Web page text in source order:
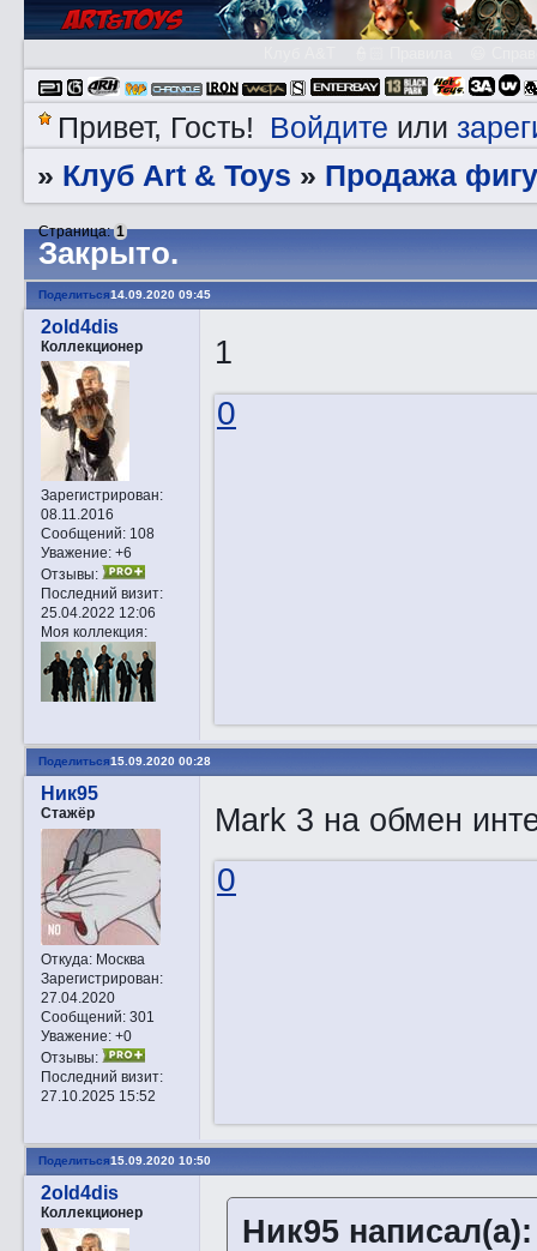
Привет, Гость! Войдите или
» Клуб Art & Toys » Продажа
Закрытo.
Страница:1
Поделиться14.09.2020 09:45
2old4dis
Коллекционер
Зарегистрирован:
08.11.2016
Сообщений:108
Уважение: +6
Отзывы:
Последний визит:
25.04.2022 12:06
Моя коллекция:
1
0
Поделиться15.09.2020 00:28
Ник95
Стажёр
Откуда:Москва
Зарегистрирован:
27.04.2020
Сообщений:301
Уважение: +0
Отзывы:
Последний визит:
27.10.2025 15:52
Mark 3 на обмен
0
Поделиться15.09.2020 10:50
2old4dis
Коллекционер
Ник95 написал(а):